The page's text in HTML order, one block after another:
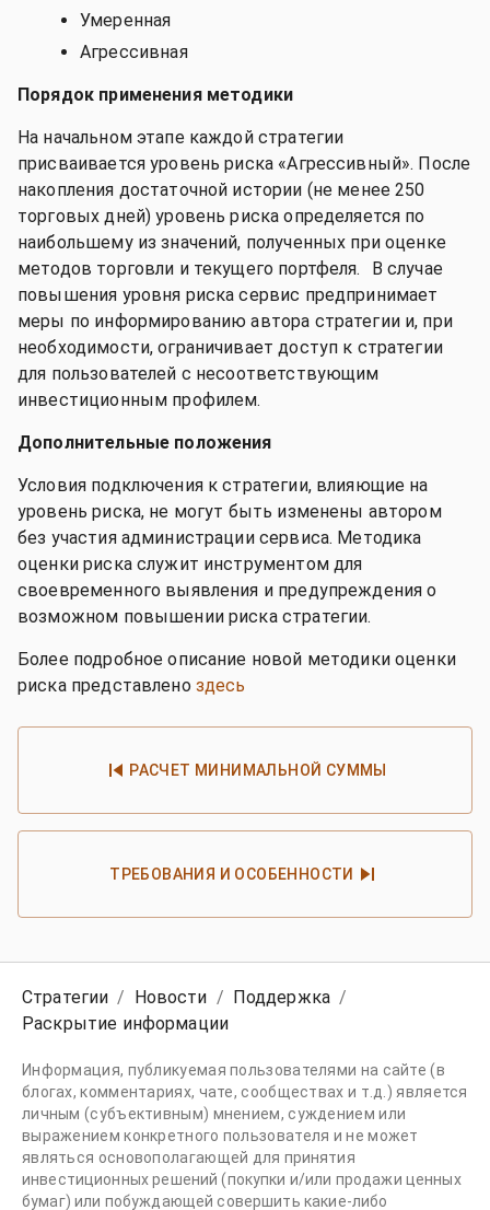
Умеренная
Агрессивная
Порядок применения методики
На начальном этапе каждой стратегии
присваивается уровень риска «Агрессивный». После
накопления достаточной истории (не менее 250
торговых дней) уровень риска определяется по
наибольшему из значений, полученных при оценке
методов торговли и текущего портфеля. В случае
повышения уровня риска сервис предпринимает
меры по информированию автора стратегии и, при
необходимости, ограничивает доступ к стратегии
для пользователей с несоответствующим
инвестиционным профилем.
Дополнительные положения
Условия подключения к стратегии, влияющие на
уровень риска, не могут быть изменены автором
без участия администрации сервиса. Методика
оценки риска служит инструментом для
своевременного выявления и предупреждения о
возможном повышении риска стратегии.
Более подробное описание новой методики оценки
риска представлено здесь
РАСЧЕТ МИНИМАЛЬНОЙ СУММЫ
ТРЕБОВАНИЯ И ОСОБЕННОСТИ
Стратегии / Новости / Поддержка /
Раскрытие информации
Информация, публикуемая пользователями на сайте (в
блогах, комментариях, чате, сообществах и т.д.) является
личным (субъективным) мнением, суждением или
выражением конкретного пользователя и не может
являться основополагающей для принятия
инвестиционных решений (покупки и/или продажи ценных
бумаг) или побуждающей совершить какие-либо